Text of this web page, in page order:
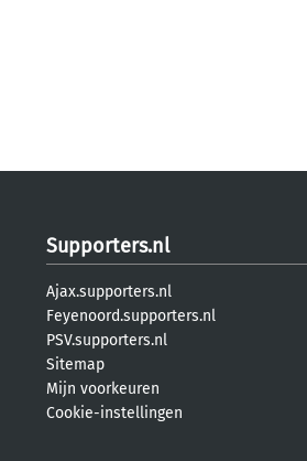
Supporters.nl
Ajax.supporters.nl
Feyenoord.supporters.nl
PSV.supporters.nl
Sitemap
Mijn voorkeuren
Cookie-instellingen